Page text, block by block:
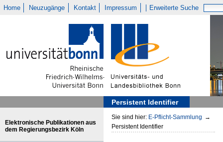
Home Neuzugänge Kontakt Impressum Erweiterte Suche
Persistent Identifier
Elektronische Publikationen aus
dem Regierungsbezirk Köln
Sie sind hier: E-Pflicht-Sammlung →
Persistent Identifier